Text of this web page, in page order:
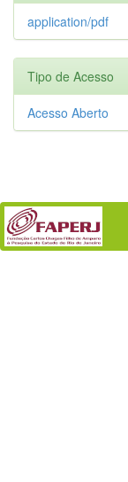
application/pdf
Tipo de Acesso
Acesso Aberto